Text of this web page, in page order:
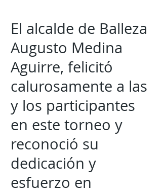
El alcalde de Balleza
Augusto Medina
Aguirre, felicitó
calurosamente a las
y los participantes
en este torneo y
reconoció su
dedicación y
esfuerzo en